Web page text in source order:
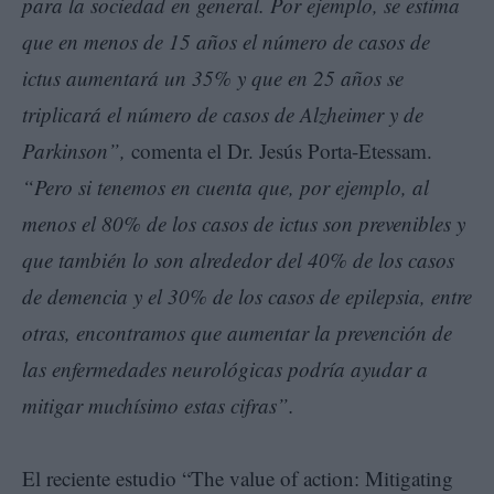
que en menos de 15 años el número de casos de
ictus aumentará un 35% y que en 25 años se
triplicará el número de casos de Alzheimer y de
Parkinson”, comenta el Dr. Jesús Porta-Etessam.
“Pero si tenemos en cuenta que, por ejemplo, al
menos el 80% de los casos de ictus son prevenibles y
que también lo son alrededor del 40% de los casos
de demencia y el 30% de los casos de epilepsia, entre
otras, encontramos que aumentar la prevención de
las enfermedades neurológicas podría ayudar a
mitigar muchísimo estas cifras”.
El reciente estudio “The value of action: Mitigating